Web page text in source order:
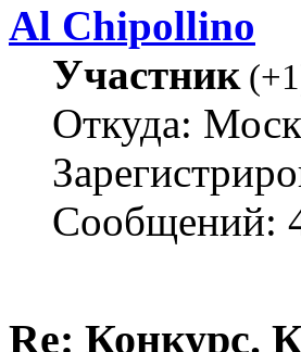
Al Chipollino
Участник(+1
Откуда:
Сообщений:
Re: Конкурс.